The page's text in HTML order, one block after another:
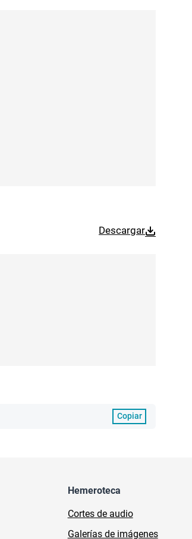
Descargar
Copiar
Hemeroteca
Cortes de audio
Galerías de imágenes